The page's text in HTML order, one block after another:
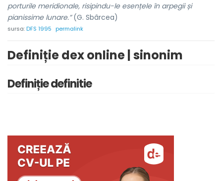
porturile meridionale, risipindu-le esențele în arpegii și
pianissime lunare.”(G. Sbârcea)
sursa:DFS 1995 permalink
Definiție dex online | sinonim
Definiție definitie